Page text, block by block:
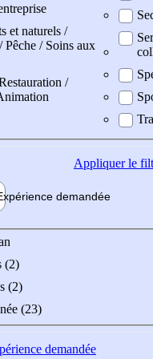
et naturels /
/ Soins aux
/
Appliquerle
demandée
(2)
(2)
(23)
demandée